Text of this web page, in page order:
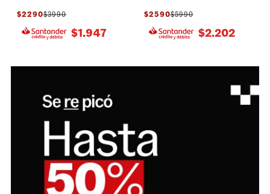
$2290$3990
$1.947
$2590$5990
$2.202